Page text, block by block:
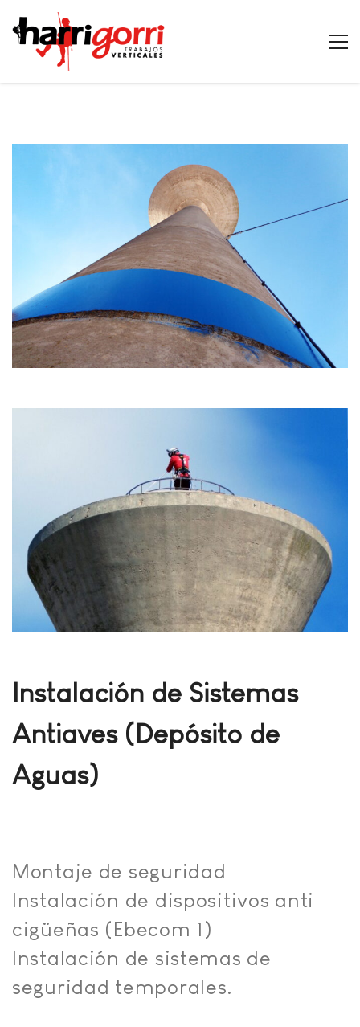
Instalación de Sistemas
Antiaves (Depósito de
Aguas)
Montaje de seguridad
Instalación de dispositivos anti
cigüeñas (Ebecom 1)
Instalación de sistemas de
seguridad temporales.